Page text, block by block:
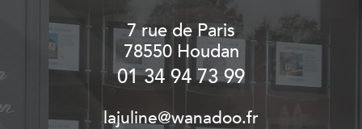
7 rue de Paris
78550 Houdan
01 34 94 73 99
lajuline@wanadoo.fr